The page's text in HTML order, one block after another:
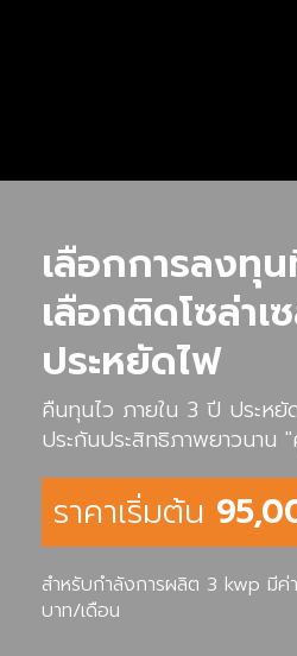
เลือกการลงทุ
เลือกติดโซล่าเ
ประหยัดไฟ
คืนทุนไว ภายใน 3 ปี ประห
ประกันประสิทธิภาพยาวนาน "
ราคาเริ่มต้น
สำหรับกำลังการผลิต 3 kwp มี
บาท/เดือน